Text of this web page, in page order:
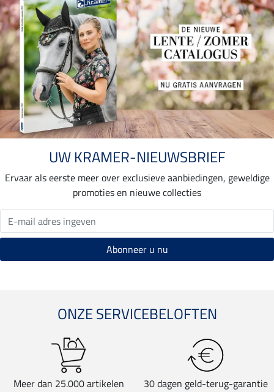
UW KRAMER-NIEUWSBRIEF
Ervaar als eerste meer over exclusieve aanbiedingen, geweldige
promoties en nieuwe collecties
ONZE SERVICEBELOFTEN
Meer dan 25.000 artikelen 30 dagen geld-terug-garantie